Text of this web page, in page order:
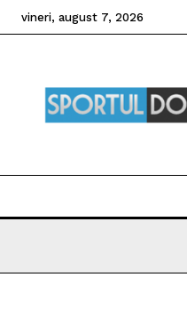
vineri, august 7, 2026